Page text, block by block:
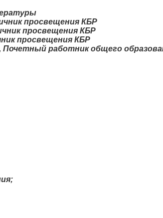
просвещения КБР
просвещения КБР
просвещения КБР
Почетный работник общего